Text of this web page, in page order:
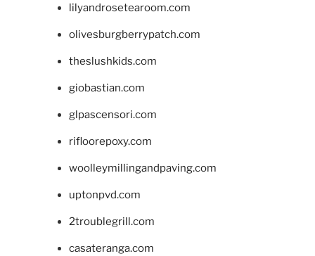
lilyandrosetearoom.com
olivesburgberrypatch.com
theslushkids.com
giobastian.com
glpascensori.com
rifloorepoxy.com
woolleymillingandpaving.com
uptonpvd.com
2troublegrill.com
casateranga.com